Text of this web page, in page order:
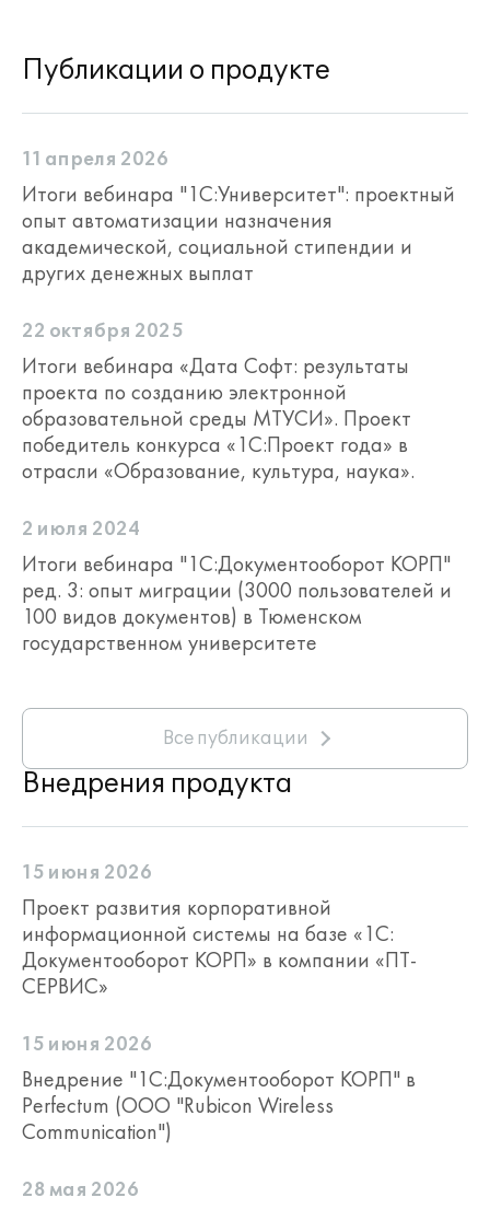
Публикации о продукте
11 апреля 2026
Итоги вебинара "1С:Университет": проектный
опыт автоматизации назначения
академической, социальной стипендии и
других денежных выплат
22 октября 2025
Итоги вебинара «Дата Софт: результаты
проекта по созданию электронной
образовательной среды МТУСИ». Проект
победитель конкурса «1С:Проект года» в
отрасли «Образование, культура, наука».
2 июля 2024
Итоги вебинара "1С:Документооборот КОРП"
ред. 3: опыт миграции (3000 пользователей и
100 видов документов) в Тюменском
государственном университете
Все публикации
Внедрения продукта
15 июня 2026
Проект развития корпоративной
информационной системы на базе «1С:
Документооборот КОРП» в компании «ПТ-
СЕРВИС»
15 июня 2026
Внедрение "1С:Документооборот КОРП" в
Perfectum (ООО "Rubicon Wireless
Communication")
28 мая 2026